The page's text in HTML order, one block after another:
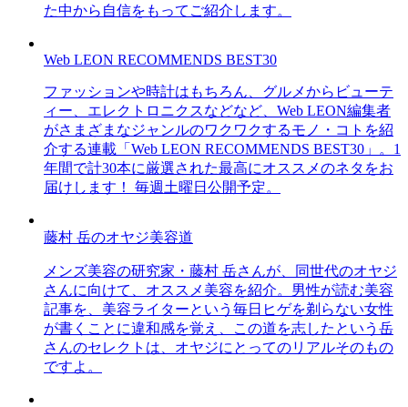
た中から自信をもってご紹介します。
Web LEON RECOMMENDS BEST30
ファッションや時計はもちろん、グルメからビューテ
ィー、エレクトロニクスなどなど、Web LEON編集者
がさまざまなジャンルのワクワクするモノ・コトを紹
介する連載「Web LEON RECOMMENDS BEST30」。1
年間で計30本に厳選された最高にオススメのネタをお
届けします！ 毎週土曜日公開予定。
藤村 岳のオヤジ美容道
メンズ美容の研究家・藤村 岳さんが、同世代のオヤジ
さんに向けて、オススメ美容を紹介。男性が読む美容
記事を、美容ライターという毎日ヒゲを剃らない女性
が書くことに違和感を覚え、この道を志したという岳
さんのセレクトは、オヤジにとってのリアルそのもの
ですよ。